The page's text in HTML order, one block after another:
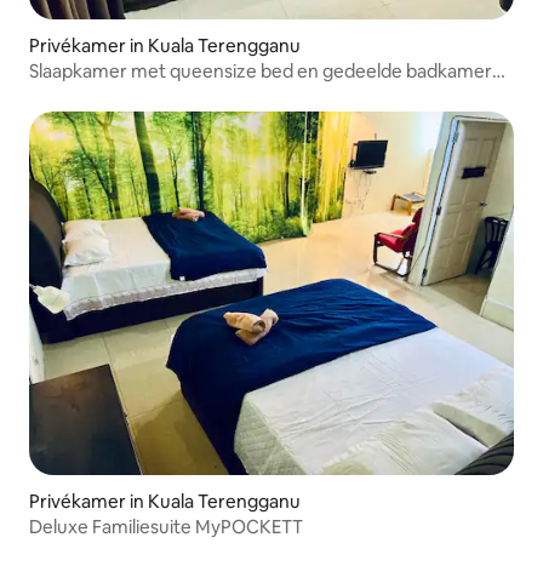
Privékamer in Kuala Terengganu
Slaapkamer met queensize bed en gedeelde badkamer
Privékamer in Kuala Terengganu
Deluxe Familiesuite MyPOCKETT